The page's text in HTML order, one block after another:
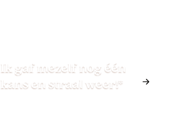
Ik gaf mezelf nog één
kans en straal weer!*